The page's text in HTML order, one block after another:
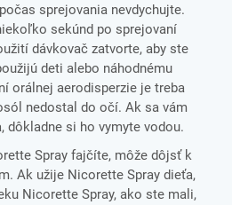
sprejovania nevdychujte.
sekúnd po sprejovaní
dávkovač zatvorte, aby ste
deti alebo náhodnému
orálnej aerodisperzie je treba
nedostal do očí. Ak sa vám
dôkladne si ho vymyte vodou.
Spray fajčíte, môže dôjsť k
Ak užije Nicorette Spray dieťa,
Nicorette Spray, ako ste mali,